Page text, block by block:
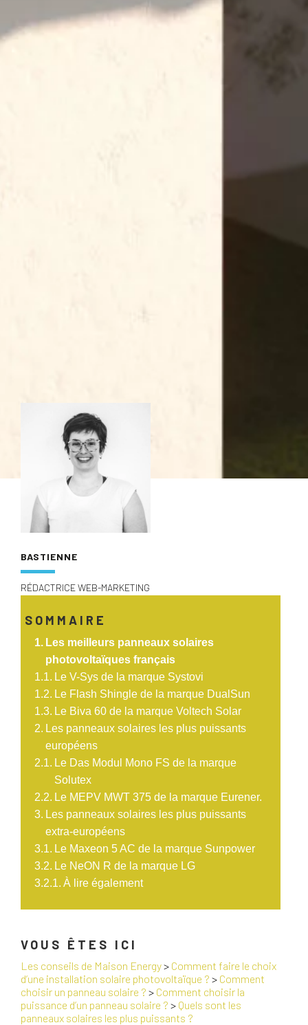
BASTIENNE
RÉDACTRICE WEB-MARKETING
SOMMAIRE
Les meilleurs panneaux solaires
photovoltaïques français
Le V-Sys de la marque Systovi
Le Flash Shingle de la marque DualSun
Le Biva 60 de la marque Voltech Solar
Les panneaux solaires les plus puissants
européens
Le Das Modul Mono FS de la marque
Solutex
Le MEPV MWT 375 de la marque Eurener.
Les panneaux solaires les plus puissants
extra-européens
Le Maxeon 5 AC de la marque Sunpower
Le NeON R de la marque LG
À lire également
VOUS ÊTES ICI
Les conseils de Maison Energy> Comment faire le choix
d’une installation solaire photovoltaïque ? > Comment
choisir un panneau solaire ? > Comment choisir la
puissance d’un panneau solaire ? > Quels sont les
panneaux solaires les plus puissants ?